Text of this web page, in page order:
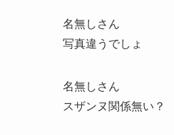
名無しさん
写真違うでしょ
名無しさん
スザンヌ関係無い？